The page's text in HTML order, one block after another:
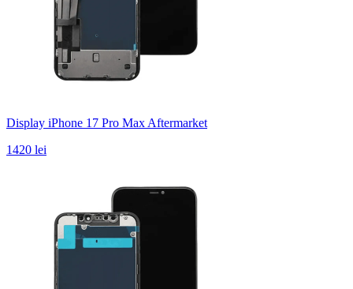
Display iPhone 17 Pro Max Aftermarket
1420 lei